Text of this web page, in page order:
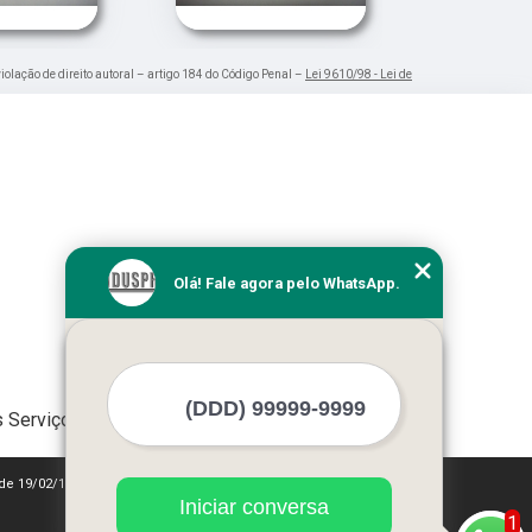
de direito autoral – artigo 184 do Código Penal – Lei 9610/98 - Lei de
19/02/1998)
1
Olá! Fale agora pelo WhatsApp.
Iniciar conversa